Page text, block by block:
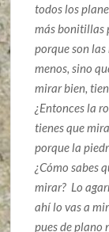
todos los
más bonitillas
porque son
menos, sino
mirar bien,
¿Entonces la
tienes que
porque la
¿Cómo sabes
mirar? Lo
ahí lo vas a
pues de plano